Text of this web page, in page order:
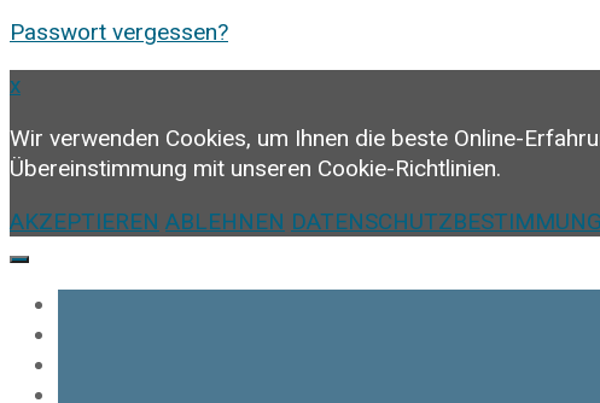
Passwort vergessen?
x
Wir verwenden Cookies, um Ihnen die beste Online-
Übereinstimmung mit unseren Cookie-Richtlinien.
AKZEPTIEREN ABLEHNEN DATENSCHUTZBESTIMMUNG